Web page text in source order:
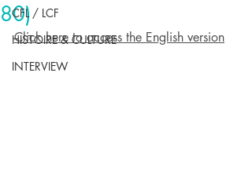
CFL / LCF
HISTOIRE & CULTURE
INTERVIEW
80)
Click here to access the English version